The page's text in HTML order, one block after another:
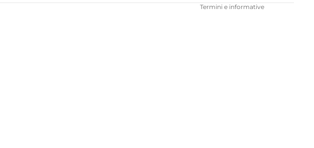
Termini e informative